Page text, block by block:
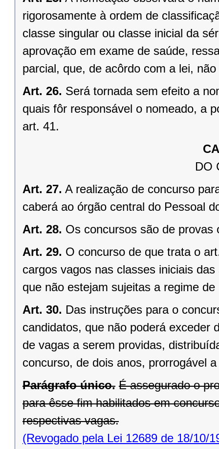
rigorosamente à ordem de
classe singular ou classe inicial da
aprovação em exame de saúde,
parcial, que, de acôrdo com a lei,
Art. 26. Será tornada sem efeito a
quais fôr responsável o nomeado, a
art. 41.
DO
Art. 27. A realização de concurso
caberá ao órgão central do Pessoal
Art. 28. Os concursos são de
Art. 29. O concurso de que trata o
cargos vagos nas classes iniciais
que não estejam sujeitas a regime
Art. 30. Das instruções para o
candidatos, que não poderá exceder
de vagas a serem providas,
concurso, de dois anos, prorrogável
Parágrafo único. É assegurado o
para êsse fim habilitados em
respectivas vagas.
(Revogado pela Lei 12689 de 18/10/